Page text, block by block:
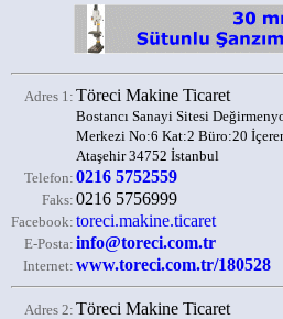
Adres 1: Töreci Makine Ticaret
Bostancı Sanayi Sitesi
Merkezi No:6 Kat:2 Büro:20
Ataşehir 34752 İstanbul
Telefon: 0216 5752559
Faks: 0216 5756999
Facebook: toreci.makine.ticaret
E-Posta: info@toreci.com.tr
Internet: www.toreci.com.tr/180528
Adres 2: Töreci Makine Ticaret